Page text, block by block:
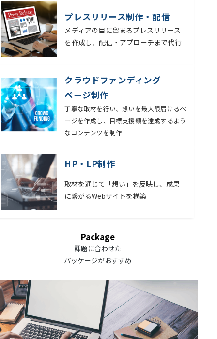
プレスリリース制作・配信
メディアの目に留まるプレスリリース
を作成し、配信・アプローチまで代行
クラウドファンディング
ページ制作
丁寧な取材を行い、想いを最大限届けるペ
ージを作成し、目標支援額を達成するよう
なコンテンツを制作
HP・LP制作
取材を通じて「想い」を反映し、成果
に繋がるWebサイトを構築
Package
課題に合わせた
パッケージがおすすめ